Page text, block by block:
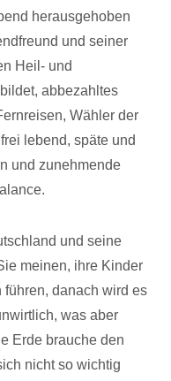
herausgehoben
und seiner
Heil- und
abbezahltes
Wähler der
lebend, späte und
und zunehmende
und seine
meinen, ihre Kinder
danach wird es
was aber
Erde brauche den
nicht so wichtig